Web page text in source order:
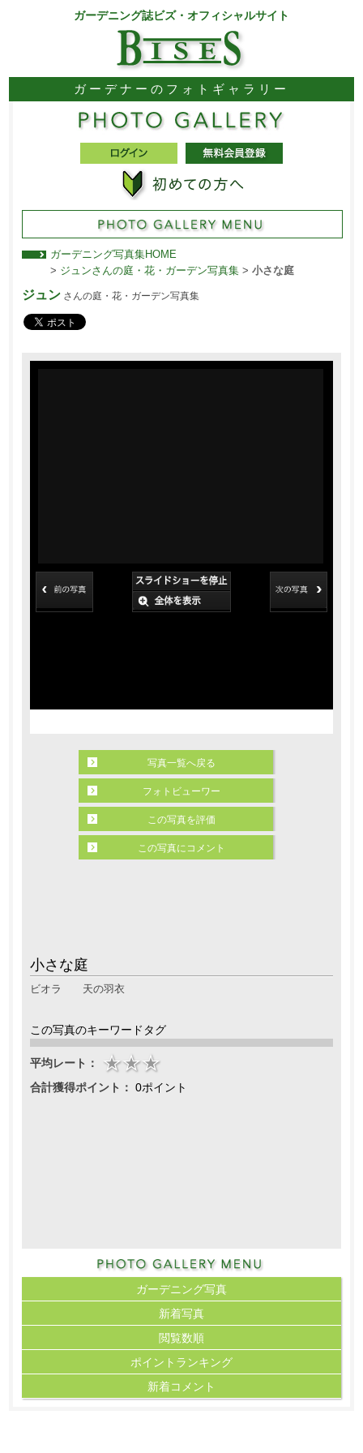
ガーデニング誌ビズ・オフィシャルサイト
ガーデナーのフォトギャラリー
ガーデニング写真集HOME
> ジュンさんの庭・花・ガーデン写真集> 小さな庭
ジュンさんの庭・花・ガーデン写真集
小さな庭
ビオラ 天の羽衣
この写真のキーワードタグ
平均レート：
合計獲得ポイント： 0ポイント
写真一覧へ戻る
フォトビューワー
この写真を評価
この写真にコメント
ガーデニング写真
新着写真
閲覧数順
ポイント ランキング
新着コメント